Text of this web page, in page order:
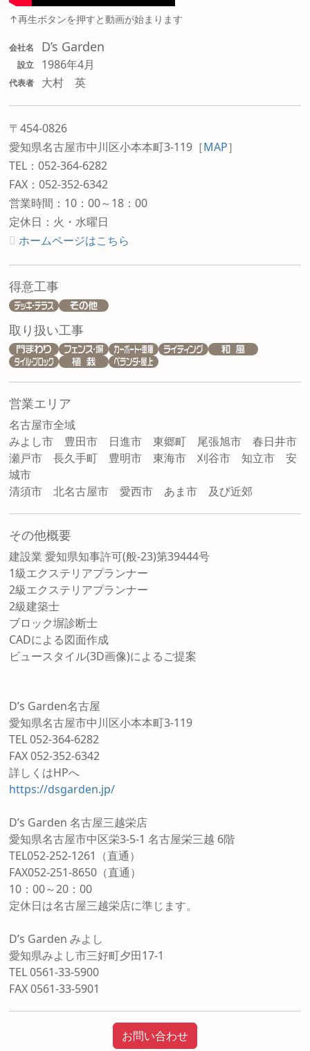
↑再生ボタンを押すと動画が始まります
会社名 D’s Garden
設立 1986年4月
代表者 大村 英
〒454-0826
愛知県名古屋市中川区小本本町3-119 ［MAP］
TEL：052-364-6282
FAX：052-352-6342
営業時間：10：00～18：00
定休日：火・水曜日
ホームページはこちら
得意工事
取り扱い工事
営業エリア
名古屋市全域
みよし市 豊田市 日進市 東郷町 尾張旭市 春日井市
瀬戸市 長久手町 豊明市 東海市 刈谷市 知立市 安
城市
清須市 北名古屋市 愛西市 あま市 及び近郊
その他概要
建設業 愛知県知事許可(般-23)第39444号
1級エクステリアプランナー
2級エクステリアプランナー
2級建築士
ブロック塀診断士
CADによる図面作成
ビュースタイル(3D画像)によるご提案
D’s Garden名古屋
愛知県名古屋市中川区小本本町3-119
TEL 052-364-6282
FAX 052-352-6342
詳しくはHPへ
https://dsgarden.jp/
D’s Garden 名古屋三越栄店
愛知県名古屋市中区栄3-5-1 名古屋栄三越 6階
TEL052-252-1261（直通）
FAX052-251-8650（直通）
10：00～20：00
定休日は名古屋三越栄店に準じます。
D’s Garden みよし
愛知県みよし市三好町夕田17-1
TEL 0561-33-5900
FAX 0561-33-5901
お問い合わせ